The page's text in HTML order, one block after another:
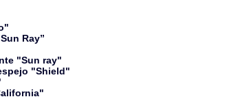
Ray”
"Sun ray"
"Shield"